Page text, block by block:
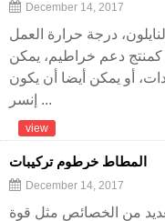
December 14, 2017
درجة حرارة العمل
# 8451. عموما، كمنتج دعم خراطيم، يمكن
أو يمكن أيضا أن يكون
إنسر ...
view
المطاط خرطوم تركيبات
December 14, 2017
من الخصائص مثل قوة